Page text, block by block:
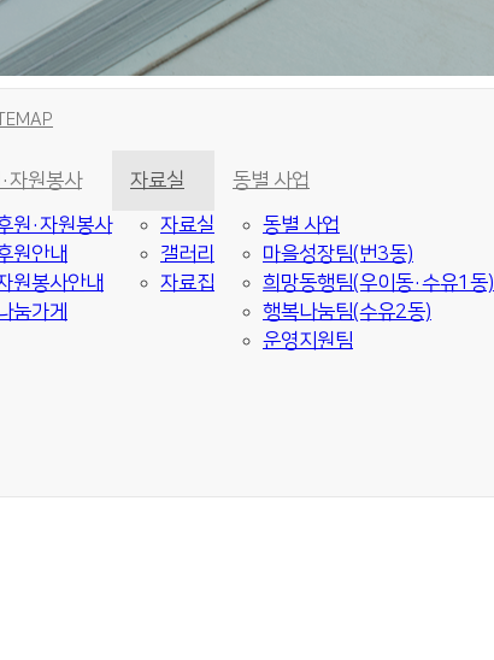
자원봉사
원·자원봉사
원안내
원봉사안내
눔가게
자료실
자료실
갤러리
자료집
동별 사업
동별 사업
마을성장팀(번3동)
희망동행팀(우이동·수유1동)
행복나눔팀(수유2동)
운영지원팀